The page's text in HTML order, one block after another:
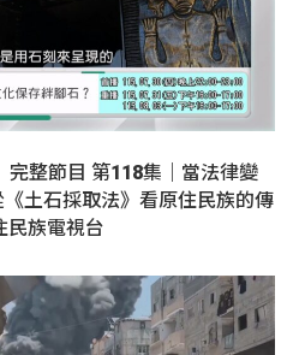
整節目 第118集｜當法律變
土石採取法》看原住民族的傳
民族電視台